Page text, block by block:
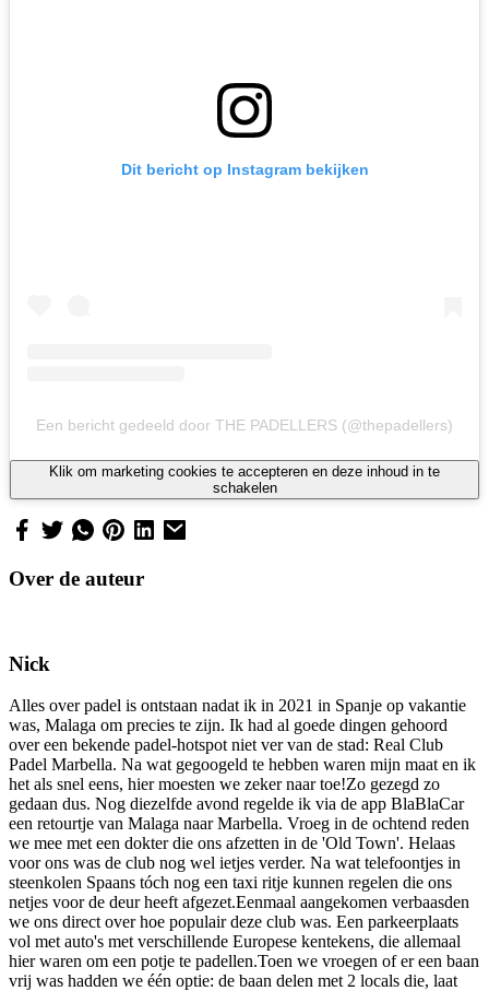
Dit bericht op Instagram bekijken
Een bericht gedeeld door THE PADELLERS (@thepadellers)
Klik om marketing cookies te accepteren en deze inhoud in te
schakelen
Over de auteur
Nick
Alles over padel is ontstaan nadat ik in 2021 in Spanje op vakantie
was, Malaga om precies te zijn. Ik had al goede dingen gehoord
over een bekende padel-hotspot niet ver van de stad: Real Club
Padel Marbella. Na wat gegoogeld te hebben waren mijn maat en ik
het als snel eens, hier moesten we zeker naar toe!Zo gezegd zo
gedaan dus. Nog diezelfde avond regelde ik via de app BlaBlaCar
een retourtje van Malaga naar Marbella. Vroeg in de ochtend reden
we mee met een dokter die ons afzetten in de 'Old Town'. Helaas
voor ons was de club nog wel ietjes verder. Na wat telefoontjes in
steenkolen Spaans tóch nog een taxi ritje kunnen regelen die ons
netjes voor de deur heeft afgezet.Eenmaal aangekomen verbaasden
we ons direct over hoe populair deze club was. Een parkeerplaats
vol met auto's met verschillende Europese kentekens, die allemaal
hier waren om een potje te padellen.Toen we vroegen of er een baan
vrij was hadden we één optie: de baan delen met 2 locals die, laat